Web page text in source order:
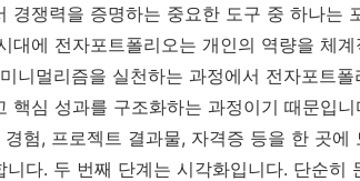
경쟁력을 증명하는 중요한 도구 중 하나는
대에 전자포트폴리오는 개인의 역량을 체
니멀리즘을 실천하는 과정에서 전자포트
핵심 성과를 구조화하는 과정이기 때문입
험, 프로젝트 결과물, 자격증 등을 한 곳
니다. 두 번째 단계는 시각화입니다. 단순히